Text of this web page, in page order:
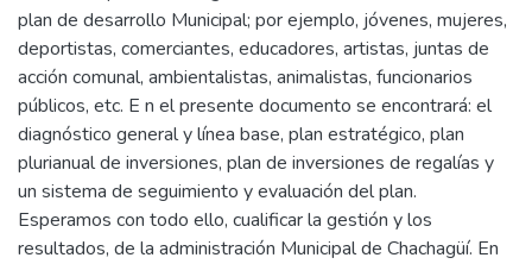
plan de desarrollo Municipal; por ejemplo, jóvenes, mujeres,
deportistas, comerciantes, educadores, artistas, juntas de
acción comunal, ambientalistas, animalistas, funcionarios
públicos, etc. E n el presente documento se encontrará: el
diagnóstico general y línea base, plan estratégico, plan
plurianual de inversiones, plan de inversiones de regalías y
un sistema de seguimiento y evaluación del plan.
Esperamos con todo ello, cualificar la gestión y los
resultados, de la administración Municipal de Chachagüí. En